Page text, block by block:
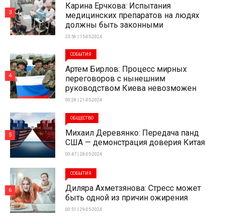
Карина Ерчкова: Испытания
медицинских препаратов на людях
должны быть законными
23:56 | 15-05-2024
3
СОБЫТИЯ
Артем Бирлов: Процесс мирных
переговоров с нынешним
руководством Киева невозможен
00:28 | 21-05-2024
4
ОБЩЕСТВО
Михаил Деревянко: Передача панд
США — демонстрация доверия Китая
00:47 | 28-05-2024
5
СОБЫТИЯ
Диляра Ахметзянова: Стресс может
быть одной из причин ожирения
00:51 | 29-05-2024
6